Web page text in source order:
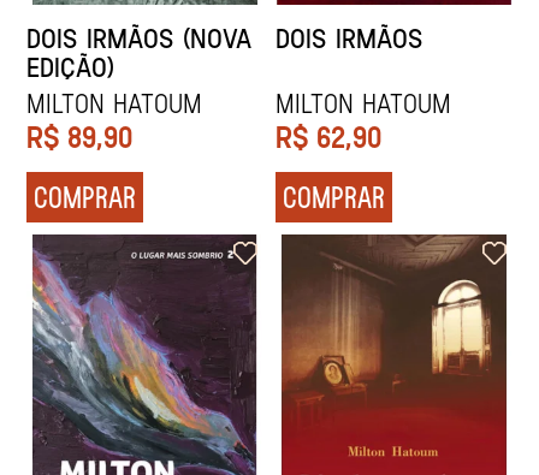
DOIS IRMÃOS (NOVA
EDIÇÃO)
MILTON HATOUM
R$ 89,90
COMPRAR
DOIS IRMÃOS
MILTON HATOUM
R$ 62,90
COMPRAR